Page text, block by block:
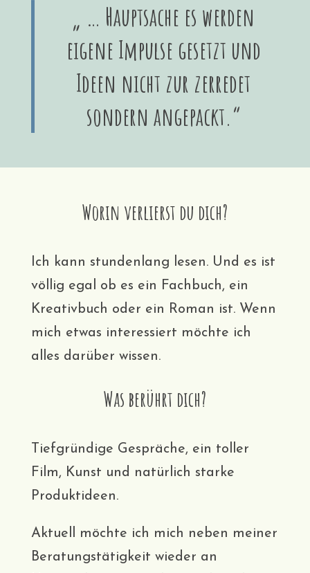
„ … Hauptsache es werden
eigene Impulse gesetzt und
Ideen nicht zur zerredet
sondern angepackt.“
Worin verlierst du dich?
Ich kann stundenlang lesen. Und es ist
völlig egal ob es ein Fachbuch, ein
Kreativbuch oder ein Roman ist. Wenn
mich etwas interessiert möchte ich
alles darüber wissen.
Was berührt dich?
Tiefgründige Gespräche, ein toller
Film, Kunst und natürlich starke
Produktideen.
Aktuell möchte ich mich neben meiner
Beratungstätigkeit wieder an